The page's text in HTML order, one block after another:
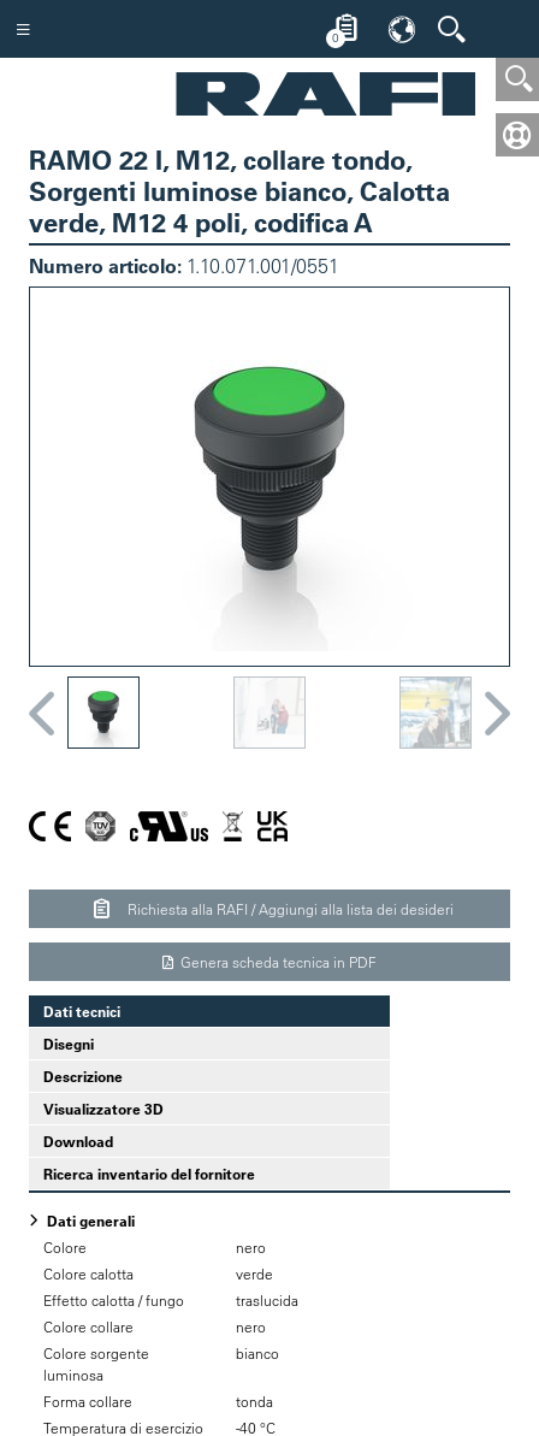
0
RAMO 22 I, M12, collare tondo,
Sorgenti luminose bianco, Calotta
verde, M12 4 poli, codifica A
Numero articolo: 1.10.071.001/0551
Richiesta alla RAFI / Aggiungi alla lista dei desideri
Genera scheda tecnica in PDF
Dati tecnici
Disegni
Descrizione
Visualizzatore 3D
Download
Ricerca inventario del fornitore
Dati generali
Colore
nero
Colore calotta
verde
Effetto calotta / fungo
traslucida
Colore collare
nero
Colore sorgente
luminosa
bianco
Forma collare
tonda
Temperatura di esercizio
-40 °C